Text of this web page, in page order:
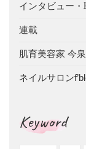
インタビュー・
連載
肌育美容家 今
ネイルサロン
Keyword